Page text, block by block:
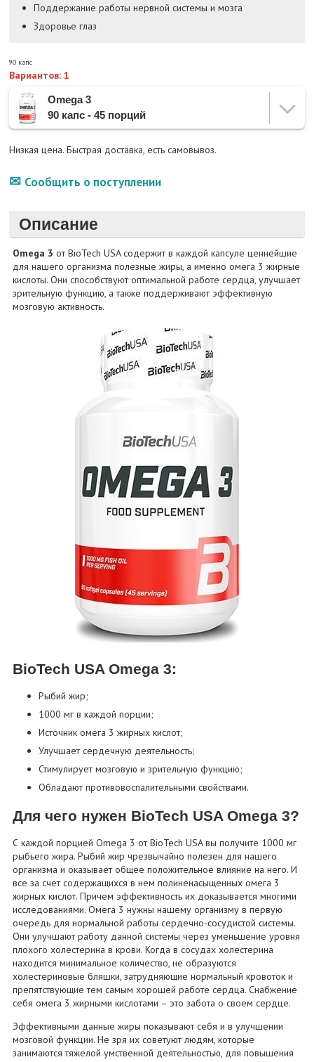
Поддержание работы нервной системы и мозга
Здоровье глаз
90 капс
Вариантов: 1
Omega 3
90 капс - 45 порций
Низкая цена. Быстрая доставка, есть самовывоз.
Сообщить о поступлении
Описание
Omega 3 от BioTech USA содержит в каждой капсуле ценнейшие
для нашего организма полезные жиры, а именно омега 3 жирные
кислоты. Они способствуют оптимальной работе сердца, улучшает
зрительную функцию, а также поддерживают эффективную
мозговую активность.
BioTech USA Omega 3:
Рыбий жир;
1000 мг в каждой порции;
Источник омега 3 жирных кислот;
Улучшает сердечную деятельность;
Стимулирует мозговую и зрительную функцию;
Обладают противовоспалительными свойствами.
Для чего нужен BioTech USA Omega 3?
С каждой порцией Omega 3 от BioTech USA вы получите 1000 мг
рыбьего жира. Рыбий жир чрезвычайно полезен для нашего
организма и оказывает общее положительное влияние на него. И
все за счет содержащихся в нем полиненасыщенных омега 3
жирных кислот. Причем эффективность их доказывается многими
исследованиями. Омега 3 нужны нашему организму в первую
очередь для нормальной работы сердечно-сосудистой системы.
Они улучшают работу данной системы через уменьшение уровня
плохого холестерина в крови. Когда в сосудах холестерина
находится минимальное количество, не образуются
холестериновые бляшки, затрудняющие нормальный кровоток и
препятствующие тем самым хорошей работе сердца. Снабжение
себя омега 3 жирными кислотами – это забота о своем сердце.
Эффективными данные жиры показывают себя и в улучшении
мозговой функции. Не зря их советуют людям, которые
занимаются тяжелой умственной деятельностью, для повышения